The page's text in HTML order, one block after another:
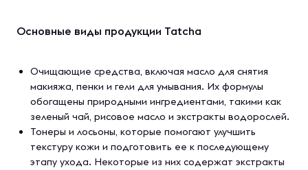
Основные виды продукции Tatcha
Очищающие средства, включая масло для снятия
макияжа, пенки и гели для умывания. Их формулы
обогащены природными ингредиентами, такими как
зеленый чай, рисовое масло и экстракты водорослей.
Тонеры и лосьоны, которые помогают улучшить
текстуру кожи и подготовить ее к последующему
этапу ухода. Некоторые из них содержат экстракты